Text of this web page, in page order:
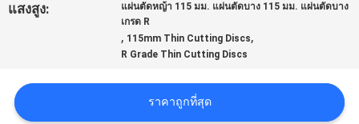
ข่าว
คดี
แสงสูง:
แผ่นตัดหญ้า 115 มม. แผ่นตัดบาง 115 มม. แผ่นตัดบาง
เกรด R
, 115mm Thin Cutting Discs,
R Grade Thin Cutting Discs
ราคาถูกที่สุด